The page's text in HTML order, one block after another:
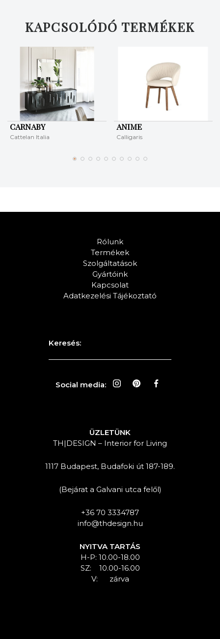
KAPCSOLÓDÓ TERMÉKEK
CARNABY
Cattelan Italia
ANIME
Calligaris
Rólunk
Termékek
Szolgáltatások
Gyártóink
Kapcsolat
Adatkezelési Tájékoztató
Keresés:
Social media:
ÜZLETÜNK
TH|DESIGN – Interior for Living
1117 Budapest, Budafoki út 187-189.
(Bejárat a Galvani utca felől)
+36 70 3334787
info@thdesign.hu
NYITVA TARTÁS
H-P: 10.00-18.00
SZ: 10.00-16.00
V: zárva